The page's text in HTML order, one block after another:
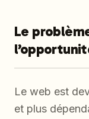
Le
Le web est
et plus